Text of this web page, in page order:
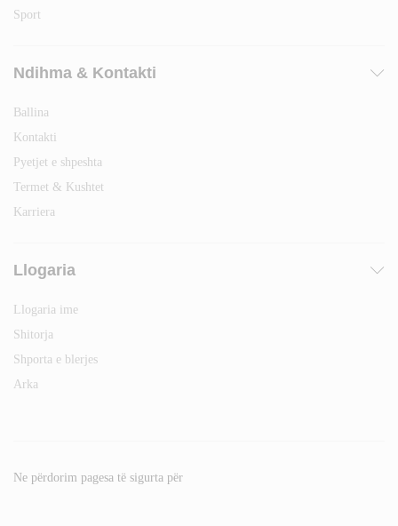
Sport
Ndihma & Kontakti
Ballina
Kontakti
Pyetjet e shpeshta
Termet & Kushtet
Karriera
Llogaria
Llogaria ime
Shitorja
Shporta e blerjes
Arka
Ne përdorim pagesa të sigurta për